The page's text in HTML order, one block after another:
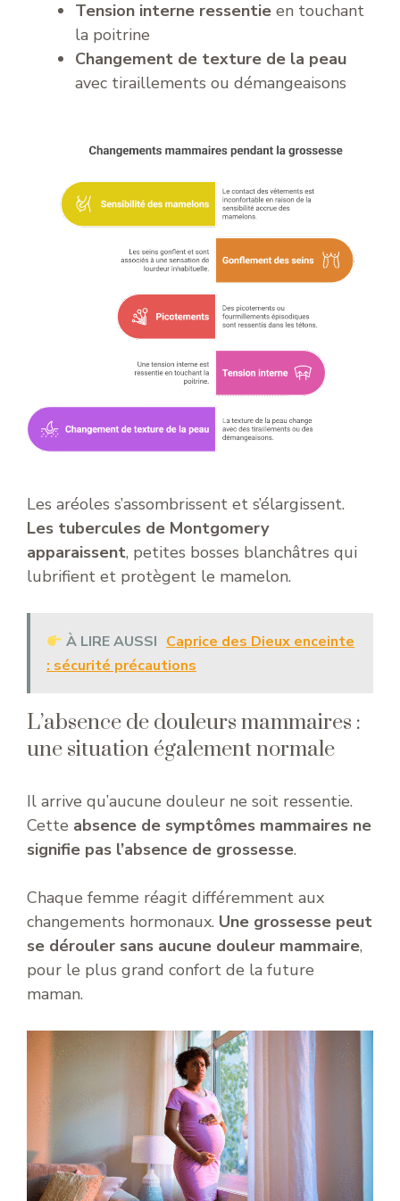
Tension interne ressentie en touchant
la poitrine
Changement de texture de la peau
avec tiraillements ou démangeaisons
Les aréoles s’assombrissent et s’élargissent.
Les tubercules de Montgomery
apparaissent, petites bosses blanchâtres qui
lubrifient et protègent le mamelon.
À LIRE AUSSI Caprice des Dieux enceinte
: sécurité précautions
L’absence de douleurs mammaires :
une situation également normale
Il arrive qu’aucune douleur ne soit ressentie.
Cette absence de symptômes mammaires ne
signifie pas l’absence de grossesse.
Chaque femme réagit différemment aux
changements hormonaux. Une grossesse peut
se dérouler sans aucune douleur mammaire,
pour le plus grand confort de la future
maman.